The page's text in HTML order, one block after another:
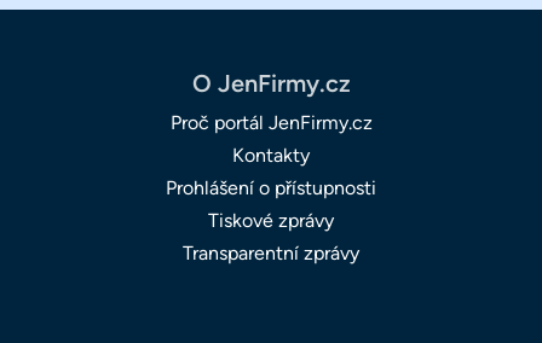
O JenFirmy.cz
Proč portál JenFirmy.cz
Kontakty
Prohlášení o přístupnosti
Tiskové zprávy
Transparentní zprávy